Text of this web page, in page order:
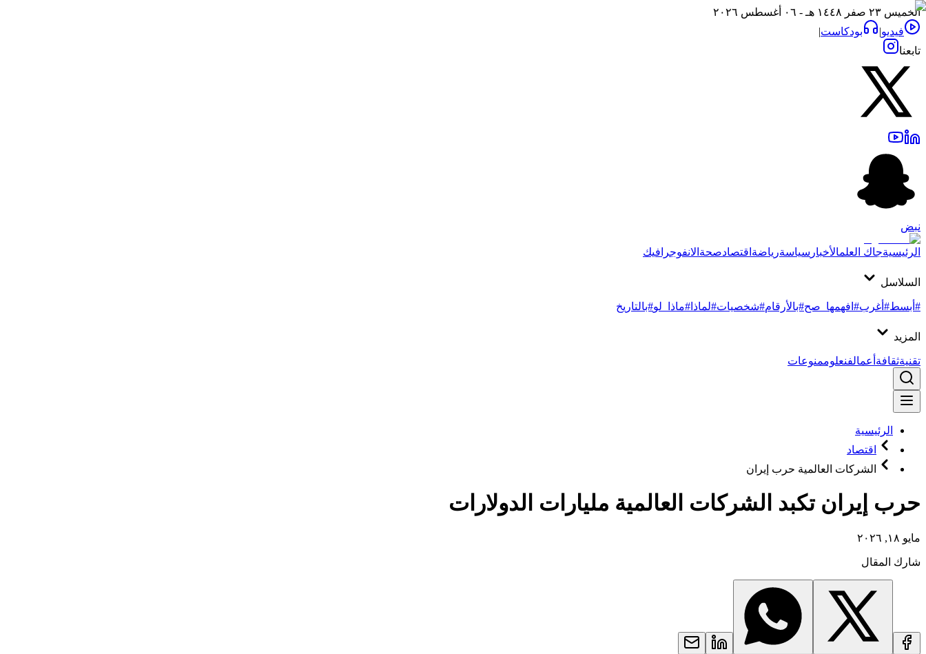
الخميس ٢٣ صفر ١٤٤٨ هـ - ٠٦ أغسطس ٢٠٢٦
فيديو| بودكاست|
تابعنا
نبض
الرئيسيةجاك العلمالأخبار سياسةرياضة اقتصادصحة الانفوجرافيك
السلاسل
#أبسط#أغرب#افهمها_صح#بالأرقام#شخصيات#لماذا #ماذا_لو#بالتاريخ
المزيد
تقنيةثقافة أعمالفنعلوممنوعات
الرئيسية
اقتصاد
الشركات العالمية حرب إيران
حرب إيران تكبد الشركات العالمية مليارات الدولارات
مايو ١٨, ٢٠٢٦
شارك المقال